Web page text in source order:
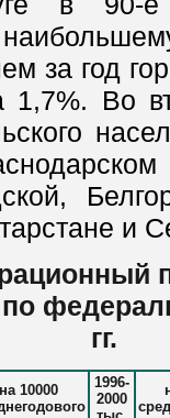
за год
Во
и
гг.
на 10000
1996-
2000